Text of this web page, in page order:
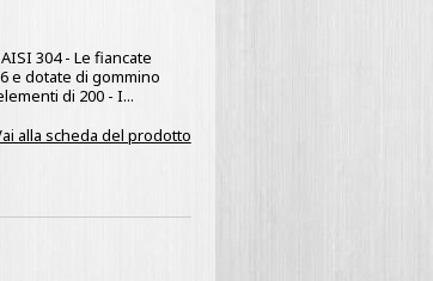
304 - Le fiancate
e dotate di gommino
di 200 - I...
alla scheda del prodotto